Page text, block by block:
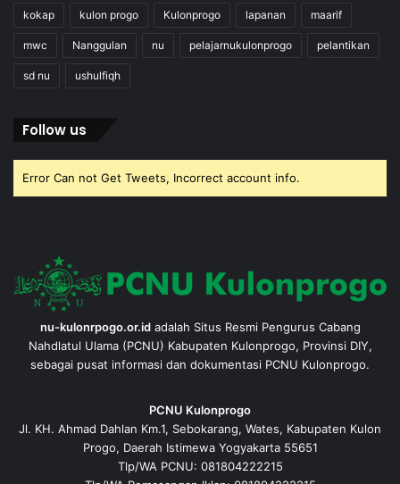
kokap kulon progo Kulonprogo lapanan maarif
mwc Nanggulan nu pelajarnukulonprogo pelantikan
sd nu ushulfiqh
Follow us
Error Can not Get Tweets, Incorrect account info.
nu-kulonrpogo.or.idadalah Situs Resmi Pengurus Cabang
Nahdlatul Ulama (PCNU) Kabupaten Kulonprogo, Provinsi DIY,
sebagai pusat informasi dan dokumentasi PCNU Kulonprogo.
PCNU Kulonprogo
Jl. KH. Ahmad Dahlan Km.1, Sebokarang, Wates, Kabupaten Kulon
Progo, Daerah Istimewa Yogyakarta 55651
Tlp/WA PCNU: 081804222215